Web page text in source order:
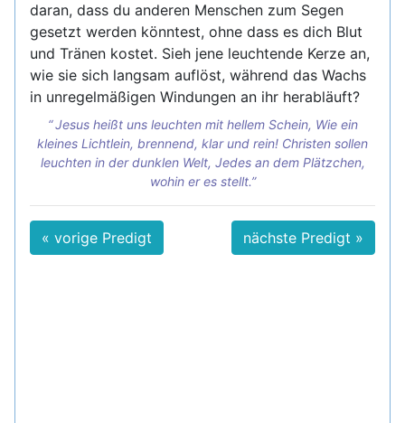
daran, dass du anderen Menschen zum Segen
gesetzt werden könntest, ohne dass es dich Blut
und Tränen kostet. Sieh jene leuchtende Kerze an,
wie sie sich langsam auflöst, während das Wachs
in unregelmäßigen Windungen an ihr herabläuft?
Jesus heißt uns leuchten mit hellem Schein, Wie ein
kleines Lichtlein, brennend, klar und rein! Christen sollen
leuchten in der dunklen Welt, Jedes an dem Plätzchen,
wohin er es stellt.
« vorige Predigt nächste Predigt »